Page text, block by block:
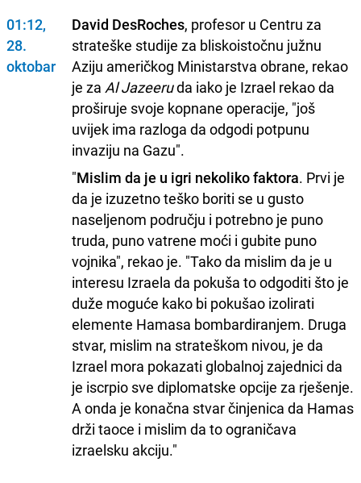
01:12,
28.
oktobar
David DesRoches, profesor u Centru za
strateške studije za bliskoistočnu južnu
Aziju američkog Ministarstva obrane, rekao
je za Al Jazeeruda iako je Izrael rekao da
proširuje svoje kopnane operacije, "još
uvijek ima razloga da odgodi potpunu
invaziju na Gazu".
"Mislim da je u igri nekoliko faktora. Prvi je
da je izuzetno teško boriti se u gusto
naseljenom području i potrebno je puno
truda, puno vatrene moći i gubite puno
vojnika", rekao je. "Tako da mislim da je u
interesu Izraela da pokuša to odgoditi što je
duže moguće kako bi pokušao izolirati
elemente Hamasa bombardiranjem. Druga
stvar, mislim na strateškom nivou, je da
Izrael mora pokazati globalnoj zajednici da
je iscrpio sve diplomatske opcije za rješenje.
A onda je konačna stvar činjenica da Hamas
drži taoce i mislim da to ograničava
izraelsku akciju."